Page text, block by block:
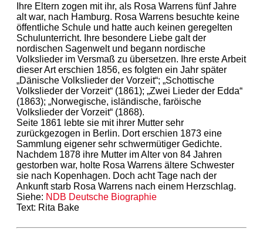
Ihre Eltern zogen mit ihr, als Rosa Warrens fünf Jahre
alt war, nach Hamburg. Rosa Warrens besuchte keine
öffentliche Schule und hatte auch keinen geregelten
Schulunterricht. Ihre besondere Liebe galt der
nordischen Sagenwelt und begann nordische
Volkslieder im Versmaß zu übersetzen. Ihre erste Arbeit
dieser Art erschien 1856, es folgten ein Jahr später
„Dänische Volkslieder der Vorzeit“; „Schottische
Volkslieder der Vorzeit“ (1861); „Zwei Lieder der Edda“
(1863); „Norwegische, isländische, faröische
Volkslieder der Vorzeit“ (1868).
Seite 1861 lebte sie mit ihrer Mutter sehr
zurückgezogen in Berlin. Dort erschien 1873 eine
Sammlung eigener sehr schwermütiger Gedichte.
Nachdem 1878 ihre Mutter im Alter von 84 Jahren
gestorben war, holte Rosa Warrens ältere Schwester
sie nach Kopenhagen. Doch acht Tage nach der
Ankunft starb Rosa Warrens nach einem Herzschlag.
Siehe: NDB Deutsche Biographie
Text: Rita Bake